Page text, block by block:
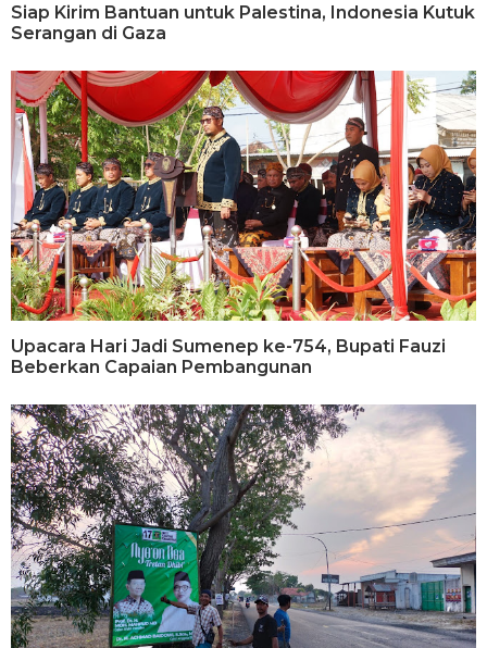
Siap Kirim Bantuan untuk Palestina, Indonesia Kutuk
Serangan di Gaza
Upacara Hari Jadi Sumenep ke-754, Bupati Fauzi
Beberkan Capaian Pembangunan